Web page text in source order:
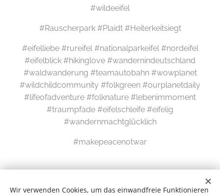
#wildeeifel
#Rauscherpark #Plaidt #Heiterkeitsiegt
#eifelliebe #rureifel #nationalparkeifel #nordeifel
#eifelblick #hikinglove #wandernindeutschland
#waldwanderung #teamautobahn #wowplanet
#wildchildcommunity #folkgreen #ourplanetdaily
#lifeofadventure #folknature #lebenimmoment
#traumpfade #eifelschleife #eifelig
#wandernmachtglücklich
#makepeacenotwar
Wir verwenden Cookies, um das einwandfreie Funktionieren